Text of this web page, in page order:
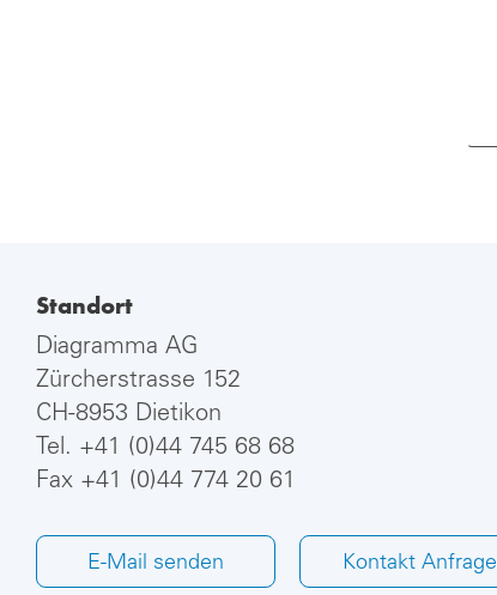
Standort
Diagramma AG
Zürcherstrasse 152
CH-8953 Dietikon
Tel. +41 (0)44 745 68 68
Fax +41 (0)44 774 20 61
E-Mail senden Kontakt Anfrage